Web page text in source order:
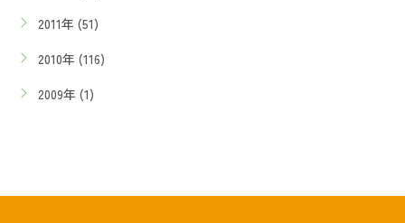
2011年 (51)
2010年 (116)
2009年 (1)